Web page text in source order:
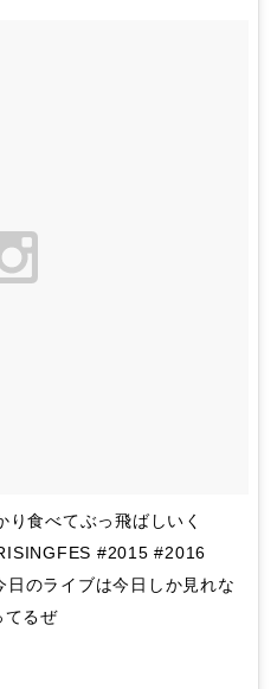
食べてぶっ飛ばしいく
#2015 #2016
のライブは今日しか見れな
てるぜ